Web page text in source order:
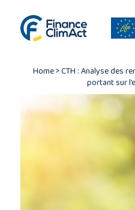
Accueil
Home>CTH : Analyse des
portant sur